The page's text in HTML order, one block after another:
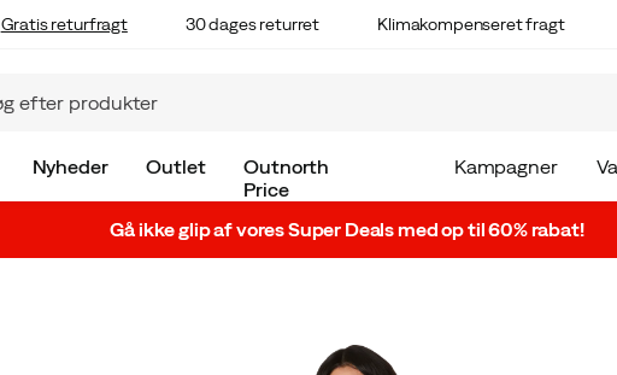
Gratis returfragt 30 dages returret Klimakompenseret fragt
Nyheder Outlet
Outnorth
Price
Kampagner
Gå ikke glip af vores Super Deals med op til 60% rabat!